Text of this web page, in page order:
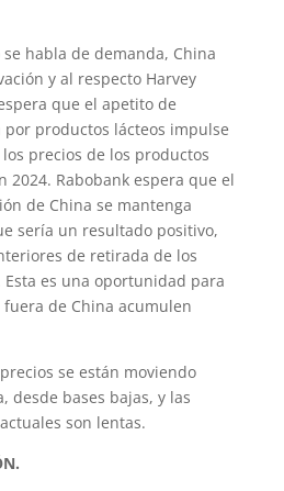
habla de demanda, China
y al respecto Harvey
que el apetito de
productos lácteos impulse
precios de los productos
2024. Rabobank espera que el
de China se mantenga
sería un resultado positivo,
de retirada de los
es una oportunidad para
de China acumulen
se están moviendo
desde bases bajas, y las
son lentas.